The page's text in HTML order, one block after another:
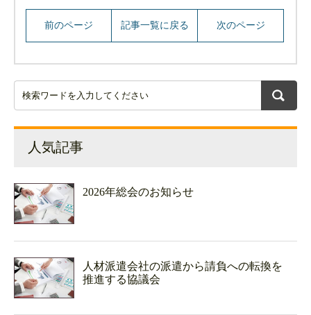
前のページ 記事一覧に戻る 次のページ
人気記事
2026年総会のお知らせ
人材派遣会社の派遣から請負への転換を
推進する協議会